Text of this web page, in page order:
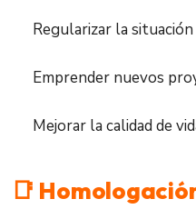
Regularizar la
Emprender nuevos
Mejorar la calidad de
📑